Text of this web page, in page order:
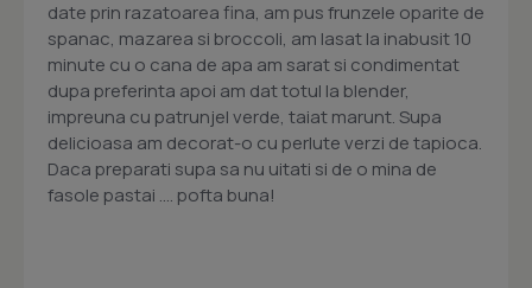
date prin razatoarea fina, am pus frunzele oparite de
spanac, mazarea si broccoli, am lasat la inabusit 10
minute cu o cana de apa am sarat si condimentat
dupa preferinta apoi am dat totul la blender,
impreuna cu patrunjel verde, taiat marunt. Supa
delicioasa am decorat-o cu perlute verzi de tapioca.
Daca preparati supa sa nu uitati si de o mina de
fasole pastai .... pofta buna!